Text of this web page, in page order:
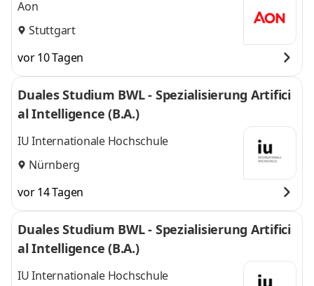
Aon
Stuttgart
vor 10 Tagen
Duales Studium BWL - Spezialisierung Artifici
al Intelligence (B.A.)
IU Internationale Hochschule
Nürnberg
vor 14 Tagen
Duales Studium BWL - Spezialisierung Artifici
al Intelligence (B.A.)
IU Internationale Hochschule